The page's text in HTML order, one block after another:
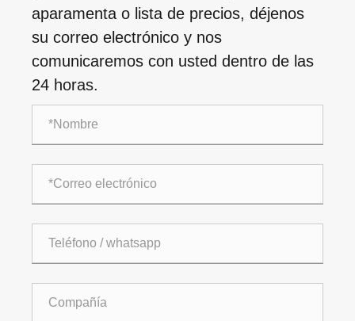
aparamenta o lista de precios, déjenos
su correo electrónico y nos
comunicaremos con usted dentro de las
24 horas.